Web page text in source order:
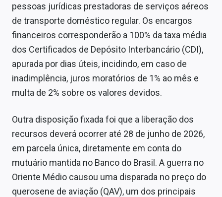
pessoas jurídicas prestadoras de serviços aéreos
de transporte doméstico regular. Os encargos
financeiros corresponderão a 100% da taxa média
dos Certificados de Depósito Interbancário (CDI),
apurada por dias úteis, incidindo, em caso de
inadimplência, juros moratórios de 1% ao mês e
multa de 2% sobre os valores devidos.
Outra disposição fixada foi que a liberação dos
recursos deverá ocorrer até 28 de junho de 2026,
em parcela única, diretamente em conta do
mutuário mantida no Banco do Brasil. A guerra no
Oriente Médio causou uma disparada no preço do
querosene de aviação (QAV), um dos principais